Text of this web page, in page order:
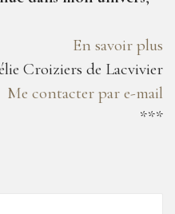
En savoir plus
Croiziers de Lacvivier
Me contacter par e-mail
***